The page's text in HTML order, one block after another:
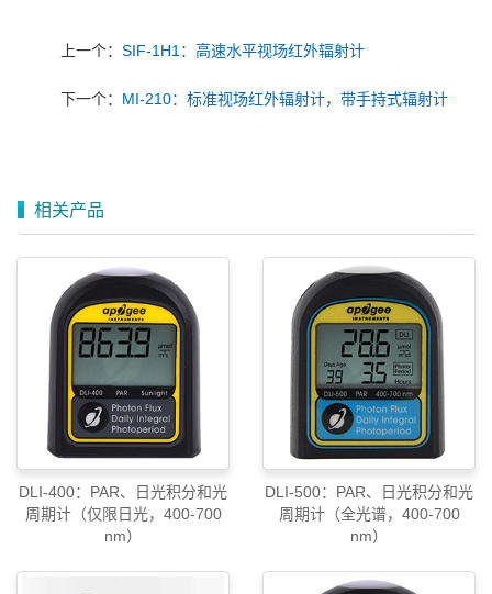
上一个： SIF-1H1：高速水平视场红外辐射计
下一个： MI-210：标准视场红外辐射计，带手持式辐射计
相关产品
DLI-400：PAR、日光积分和光
周期计（仅限日光，400-700
nm）
DLI-500：PAR、日光积分和光
周期计（全光谱，400-700
nm）